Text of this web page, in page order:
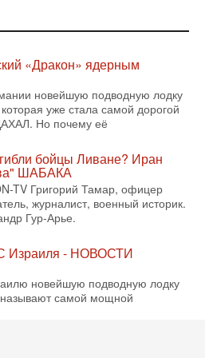
Что произойдет с
сил, если арабский список
«Дракон» ядерным
новейшую подводную лодку
уже стала самой дорогой
Но почему её
бойцы Ливане? Иран
ШАБАКА
TV Григорий Тамар, офицер
журналист, военный историк.
Гур-Арье.
Израиля - НОВОСТИ
новейшую подводную лодку
самой мощной